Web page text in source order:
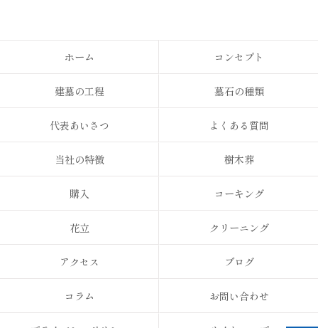
ホーム コンセプト
建墓の工程 墓石の種類
代表あいさつ よくある質問
当社の特徴 樹木葬
購入 コーキング
花立 クリーニング
アクセス ブログ
コラム お問い合わせ